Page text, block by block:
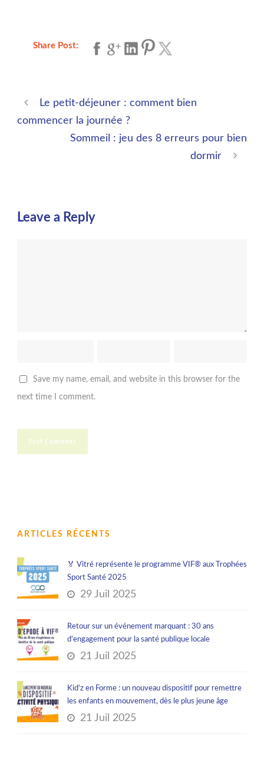
Share Post:
Le petit-déjeuner : comment bien
commencer la journée ?
Sommeil : jeu des 8 erreurs pour bien
dormir
Leave a Reply
Save my name, email, and website in this browser for the
next time I comment.
ARTICLES RÉCENTS
🏅 Vitré représente le programme VIF® aux Trophées
Sport Santé 2025
29 Juil 2025
Retour sur un événement marquant : 30 ans
d’engagement pour la santé publique locale
21 Juil 2025
Kid’z en Forme : un nouveau dispositif pour remettre
les enfants en mouvement, dès le plus jeune âge
21 Juil 2025